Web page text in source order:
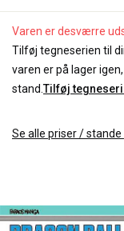
Varen er desværre
Tilføj tegneserien til
varen er på lager
stand.Tilføj
Se alle priser / stande